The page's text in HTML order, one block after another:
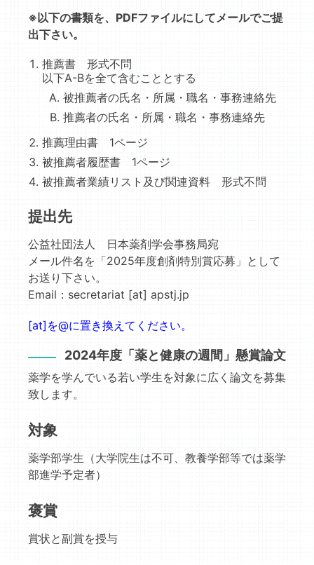
※以下の書類を、PDFファイルにしてメールでご提
出下さい。
推薦書 形式不問
以下A-Bを全て含むこととする
被推薦者の氏名・所属・職名・事務連絡先
推薦者の氏名・所属・職名・事務連絡先
推薦理由書 1ページ
被推薦者履歴書 1ページ
被推薦者業績リスト及び関連資料 形式不問
提出先
公益社団法人 日本薬剤学会事務局宛
メール件名を「2025年度創剤特別賞応募」として
お送り下さい。
Email：secretariat [at] apstj.jp
[at]を@に置き換えてください。
2024年度「薬と健康の週間」懸賞論文
薬学を学んでいる若い学生を対象に広く論文を募集
致します。
対象
薬学部学生（大学院生は不可、教養学部等では薬学
部進学予定者）
褒賞
賞状と副賞を授与